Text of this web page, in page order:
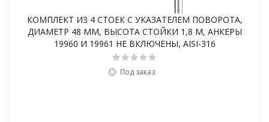
КОМПЛЕКТ ИЗ 4 СТОЕК С УКАЗАТЕЛЕМ ПОВОРОТА,
ДИАМЕТР 48 ММ, ВЫСОТА СТОЙКИ 1,8 М, АНКЕРЫ
19960 И 19961 НЕ ВКЛЮЧЕНЫ, AISI-316
Под заказ